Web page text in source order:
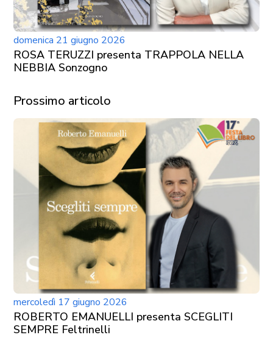
domenica 21 giugno 2026
ROSA TERUZZI presenta TRAPPOLA NELLA
NEBBIA Sonzogno
Prossimo articolo
mercoledì 17 giugno 2026
ROBERTO EMANUELLI presenta SCEGLITI
SEMPRE Feltrinelli